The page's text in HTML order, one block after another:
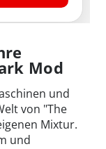
Mod
und
von "The
Mixtur.
und